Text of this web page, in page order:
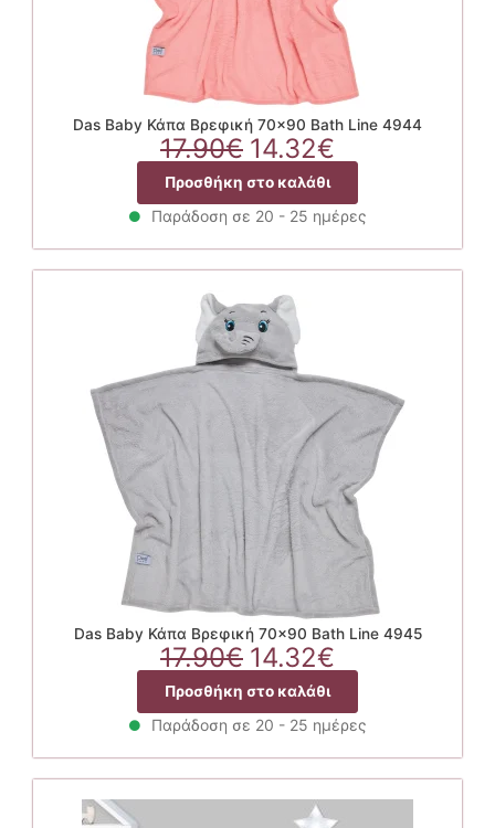
Das Baby Κάπα Βρεφική 70×90 Bath Line 4944
17.90€ Original
price
was:
17.90€.
14.32€
τρέχουσα
τιμή
είναι:
14.32€.
Προσθήκη στο καλάθι
Παράδοση σε 20 - 25 ημέρες
Das Baby Κάπα Βρεφική 70×90 Bath Line 4945
17.90€ Original
price
was:
17.90€.
14.32€
τρέχουσα
τιμή
είναι:
14.32€.
Προσθήκη στο καλάθι
Παράδοση σε 20 - 25 ημέρες